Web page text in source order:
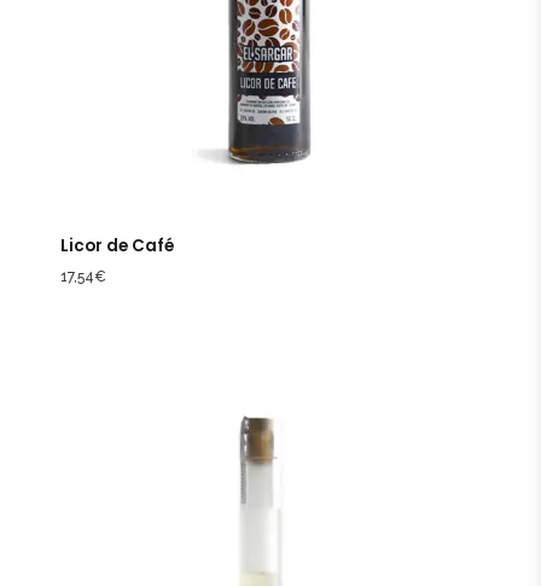
Licor de Café
17,54€